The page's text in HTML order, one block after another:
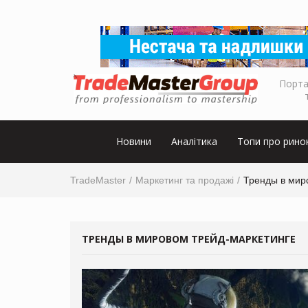
Новини Аналітика Топи про
TradeMaster Маркетинг та продажі Тренды в
ТРЕНДЫ В МИРОВОМ ТРЕЙД-МАРКЕТИНГЕ